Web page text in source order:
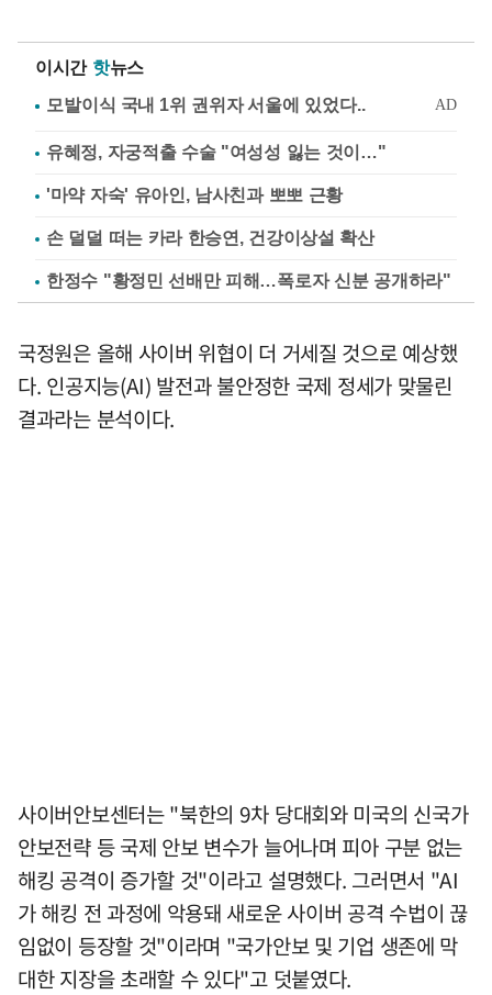
이시간 핫뉴스
유혜정, 자궁적출 수술 "여성성 잃는 것이…"
'마약 자숙' 유아인, 남사친과 뽀뽀 근황
손 덜덜 떠는 카라 한승연, 건강이상설 확산
한정수 "황정민 선배만 피해…폭로자 신분 공개하라"
국정원은 올해 사이버 위협이 더 거세질 것으로 예상했
다. 인공지능(AI) 발전과 불안정한 국제 정세가 맞물린
결과라는 분석이다.
사이버안보센터는 "북한의 9차 당대회와 미국의 신국가
안보전략 등 국제 안보 변수가 늘어나며 피아 구분 없는
해킹 공격이 증가할 것"이라고 설명했다. 그러면서 "AI
가 해킹 전 과정에 악용돼 새로운 사이버 공격 수법이 끊
임없이 등장할 것"이라며 "국가안보 및 기업 생존에 막
대한 지장을 초래할 수 있다"고 덧붙였다.